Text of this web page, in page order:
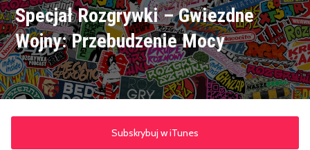
Archiwum
FAQs
Kontakt
Specjał Rozgrywki – Gwiezdne
Wojny: Przebudzenie Mocy
Subskrybuj w iTunes